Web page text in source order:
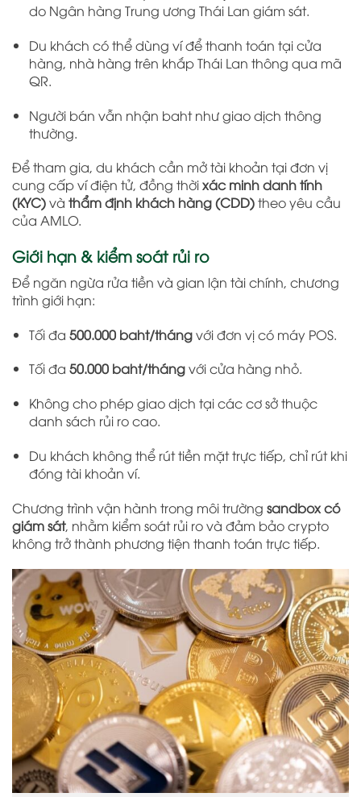
do Ngân hàng Trung ương Thái Lan giám sát.
Du khách có thể dùng ví để thanh toán tại cửa
hàng, nhà hàng trên khắp Thái Lan thông qua mã
QR.
Người bán vẫn nhận baht như giao dịch thông
thường.
Để tham gia, du khách cần mở tài khoản tại đơn vị
cung cấp ví điện tử, đồng thờixác minh danh tính
(KYC)và thẩm định khách hàng (CDD)theo yêu cầu
của AMLO.
Giới hạn & kiểm soát rủi ro
Để ngăn ngừa rửa tiền và gian lận tài chính, chương
trình giới hạn:
Tối đa 500.000 baht/thángvới đơn vị có máy POS.
Tối đa 50.000 baht/thángvới cửa hàng nhỏ.
Không cho phép giao dịch tại các cơ sở thuộc
danh sách rủi ro cao.
Du khách không thể rút tiền mặt trực tiếp, chỉ rút khi
đóng tài khoản ví.
Chương trình vận hành trong môi trường sandbox có
giám sát, nhằm kiểm soát rủi ro và đảm bảo crypto
không trở thành phương tiện thanh toán trực tiếp.